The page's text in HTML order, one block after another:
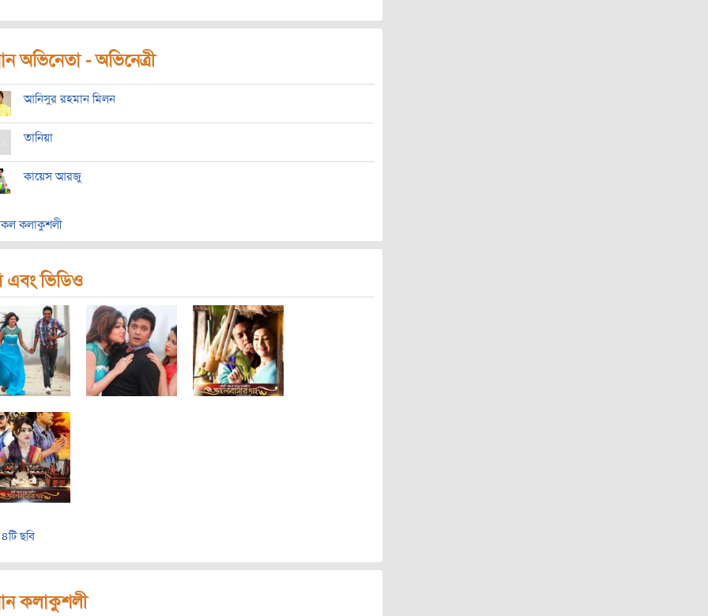
অভিনেতা - অভিনেত্রী
আনিসুর রহমান মিলন
তানিয়া
কায়েস আরজু
কলাকুশলী
এবং ভিডিও
৪টি ছবি
কলাকুশলী